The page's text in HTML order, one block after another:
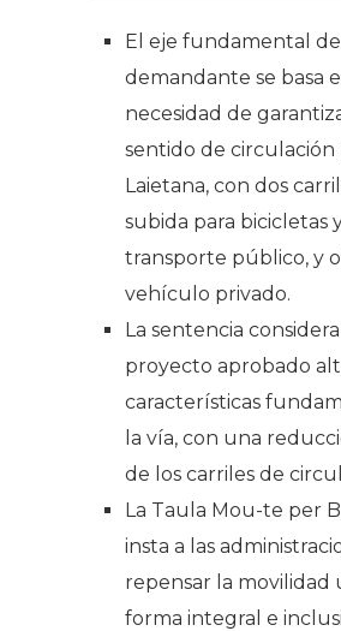
El eje fundamental
demandante se basa
necesidad de
sentido de circulación
Laietana, con dos
subida para bicicletas
transporte público, y
vehículo privado.
La sentencia
proyecto aprobado
características
la vía, con una
de los carriles de
La Taula Mou-te per
insta a las
repensar la movilidad
forma integral e